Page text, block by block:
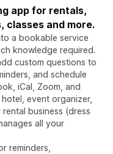
app for rentals,
classes and more.
a bookable service
knowledge required.
custom questions to
and schedule
iCal, Zoom, and
event organizer,
business (dress
all your
reminders,